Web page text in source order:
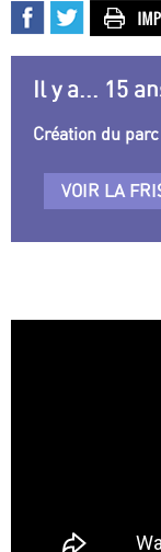
Il y a... 15
Création du
VOIR LA